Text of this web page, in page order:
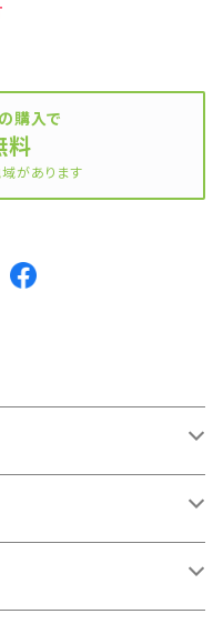
購入で
料
があります